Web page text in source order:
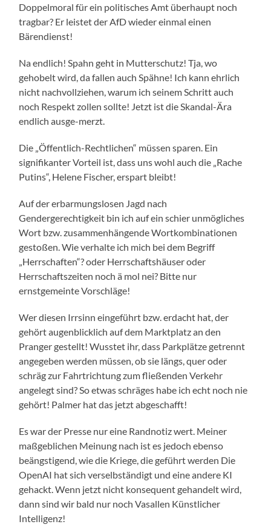
Doppelmoral für ein politisches Amt überhaupt noch
tragbar? Er leistet der AfD wieder einmal einen
Bärendienst!
Na endlich! Spahn geht in Mutterschutz! Tja, wo
gehobelt wird, da fallen auch Spähne! Ich kann ehrlich
nicht nachvollziehen, warum ich seinem Schritt auch
noch Respekt zollen sollte! Jetzt ist die Skandal-Ära
endlich ausge-merzt.
Die „Öffentlich-Rechtlichen“ müssen sparen. Ein
signifikanter Vorteil ist, dass uns wohl auch die „Rache
Putins“, Helene Fischer, erspart bleibt!
Auf der erbarmungslosen Jagd nach
Gendergerechtigkeit bin ich auf ein schier unmögliches
Wort bzw. zusammenhängende Wortkombinationen
gestoßen. Wie verhalte ich mich bei dem Begriff
„Herrschaften“? oder Herrschaftshäuser oder
Herrschaftszeiten noch ä mol nei? Bitte nur
ernstgemeinte Vorschläge!
Wer diesen Irrsinn eingeführt bzw. erdacht hat, der
gehört augenblicklich auf dem Marktplatz an den
Pranger gestellt! Wusstet ihr, dass Parkplätze getrennt
angegeben werden müssen, ob sie längs, quer oder
schräg zur Fahrtrichtung zum fließenden Verkehr
angelegt sind? So etwas schräges habe ich echt noch nie
gehört! Palmer hat das jetzt abgeschafft!
Es war der Presse nur eine Randnotiz wert. Meiner
maßgeblichen Meinung nach ist es jedoch ebenso
beängstigend, wie die Kriege, die geführt werden Die
OpenAI hat sich verselbständigt und eine andere KI
gehackt. Wenn jetzt nicht konsequent gehandelt wird,
dann sind wir bald nur noch Vasallen Künstlicher
Intelligenz!